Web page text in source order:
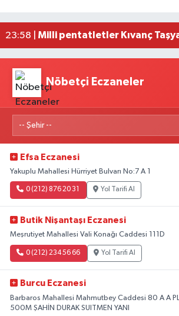
23:58 | Milli pentatletler Kıvanç
Nöbetçi Eczaneler
Efsa Eczanesi
Yakuplu Mahallesi Hürriyet Bulvarı No:7 A 1
0 (212) 876 20 31 Yol Tarifi Al
Butik Nişantaşı Eczanesi
Meşrutiyet Mahallesi Vali Konağı Caddesi 111D
0 (212) 234 56 66 Yol Tarifi Al
Burcu Eczanesi
Barbaros Mahallesi Mahmutbey Caddesi 80 A A
500M ŞAHİN DURAK SUITMEN YANI